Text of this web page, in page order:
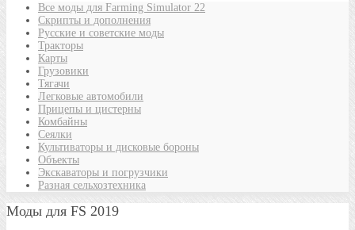
Все моды для Farming Simulator 22
Скрипты и дополнения
Русские и советские моды
Тракторы
Карты
Грузовики
Тягачи
Легковые автомобили
Прицепы и цистерны
Комбайны
Сеялки
Культиваторы и дисковые бороны
Объекты
Экскаваторы и погрузчики
Разная сельхозтехника
Моды для FS 2019